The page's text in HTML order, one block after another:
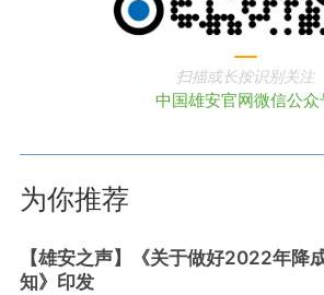
扫描或长按识别关注
中国雄安官网微信公众
为你推荐
【雄安之声】《关于做好2022年降
知》印发